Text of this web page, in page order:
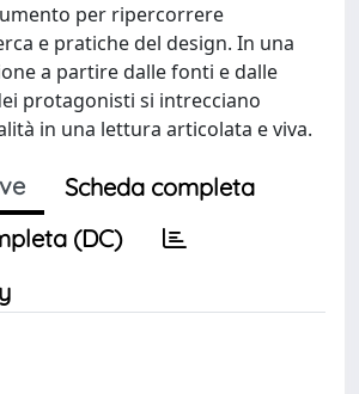
per ripercorrere
e pratiche del design. In una
a partire dalle fonti e dalle
protagonisti si intrecciano
in una lettura articolata e viva.
Scheda completa
(DC)